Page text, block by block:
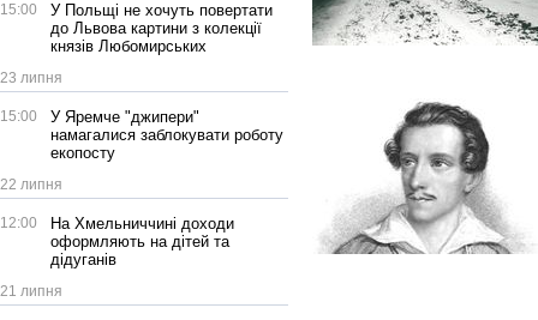
15:00
У Польщі не хочуть повертати
до Львова картини з колекції
князів Любомирських
23 липня
15:00
У Яремче "джипери"
намагалися заблокувати роботу
екопосту
22 липня
12:00
На Хмельниччині доходи
оформляють на дітей та
дідуганів
21 липня